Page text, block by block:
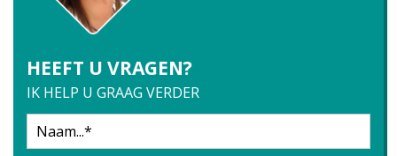
HEEFT U VRAGEN?
IK HELP U GRAAG VERDER